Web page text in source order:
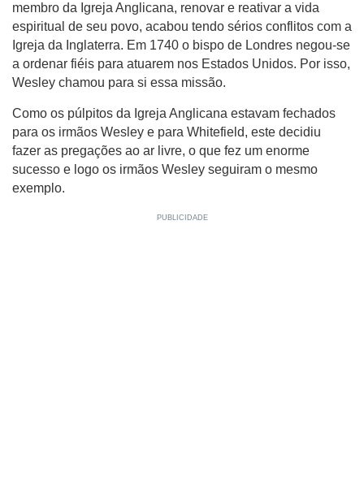
membro da Igreja Anglicana, renovar e reativar a vida
espiritual de seu povo, acabou tendo sérios conflitos com a
Igreja da Inglaterra. Em 1740 o bispo de Londres negou-se
a ordenar fiéis para atuarem nos Estados Unidos. Por isso,
Wesley chamou para si essa missão.
Como os púlpitos da Igreja Anglicana estavam fechados
para os irmãos Wesley e para Whitefield, este decidiu
fazer as pregações ao ar livre, o que fez um enorme
sucesso e logo os irmãos Wesley seguiram o mesmo
exemplo.